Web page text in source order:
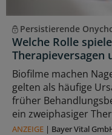
Persistierende
Welche Rolle
Therapieversagen
Biofilme machen
gelten als häufige
früher
ein zweiphasiger
ANZEIGE | Bayer Vital